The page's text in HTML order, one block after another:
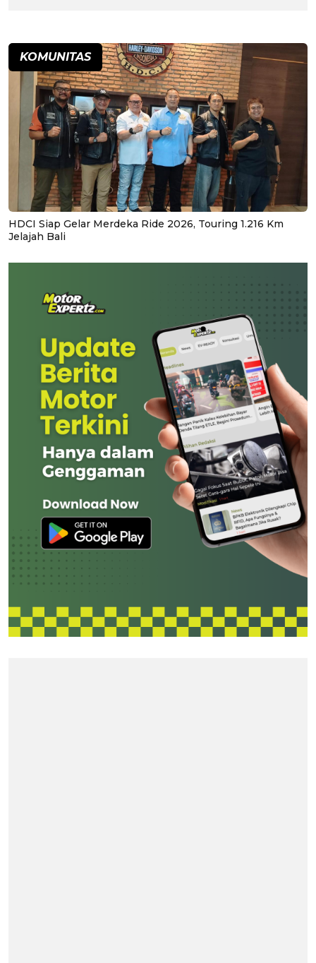
KOMUNITAS
HDCI Siap Gelar Merdeka Ride 2026, Touring 1.216 Km
Jelajah Bali